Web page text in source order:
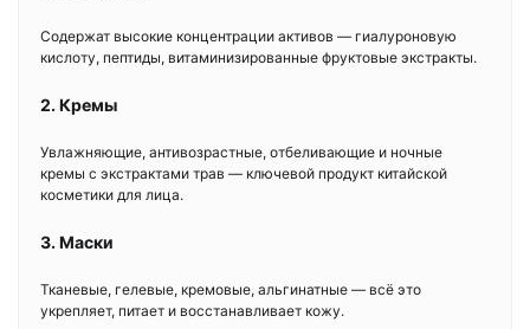
Содержат высокие концентрации активов — гиалуроновую
кислоту, пептиды, витаминизированные фруктовые экстракты.
2. Кремы
Увлажняющие, антивозрастные, отбеливающие и ночные
кремы с экстрактами трав — ключевой продукт китайской
косметики для лица.
3. Маски
Тканевые, гелевые, кремовые, альгинатные — всё это
укрепляет, питает и восстанавливает кожу.